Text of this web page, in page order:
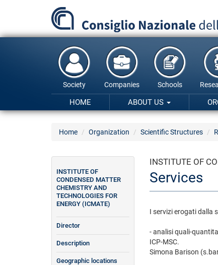
content
Society Companies Schools
HOME ABOUT US
Home Organization Scientific Structures
INSTITUTE OF
Services
I servizi erogati dalla
- analisi quali-
ICP-MSC.
Simona Barison
INSTITUTE OF
CONDENSED MATTER
CHEMISTRY AND
TECHNOLOGIES FOR
ENERGY (ICMATE)
Director
Description
Geographic locations